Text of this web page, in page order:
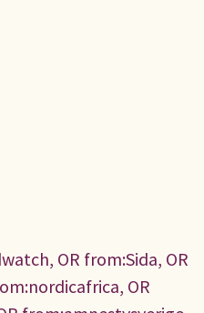
OR from:Sida, OR
OR